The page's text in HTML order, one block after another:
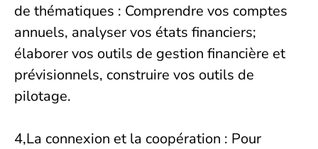
de thématiques : Comprendre vos comptes
annuels, analyser vos états financiers;
élaborer vos outils de gestion financière et
prévisionnels, construire vos outils de
pilotage.
4,La connexion et la coopération : Pour